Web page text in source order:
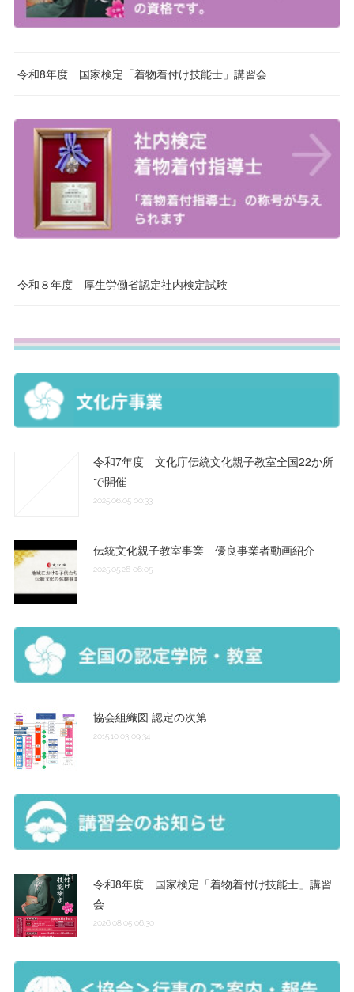
令和8年度 国家検定「着物着付け技能士」講習会
令和８年度 厚生労働省認定社内検定試験
令和7年度 文化庁伝統文化親子教室全国22か所
で開催
2025.06.05 00:33
伝統文化親子教室事業 優良事業者動画紹介
2025.05.26 06:05
協会組織図 認定の次第
2015.10.03 09:34
令和8年度 国家検定「着物着付け技能士」講習
会
2026.08.05 06:30